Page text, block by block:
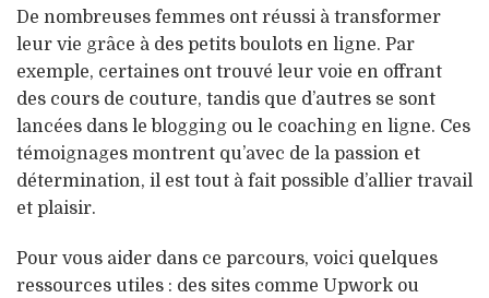
De nombreuses femmes ont réussi à transformer
leur vie grâce à des petits boulots en ligne. Par
exemple, certaines ont trouvé leur voie en offrant
des cours de couture, tandis que d’autres se sont
lancées dans le blogging ou le coaching en ligne. Ces
témoignages montrent qu’avec de la passion et
détermination, il est tout à fait possible d’allier travail
et plaisir.
Pour vous aider dans ce parcours, voici quelques
ressources utiles : des sites comme Upwork ou